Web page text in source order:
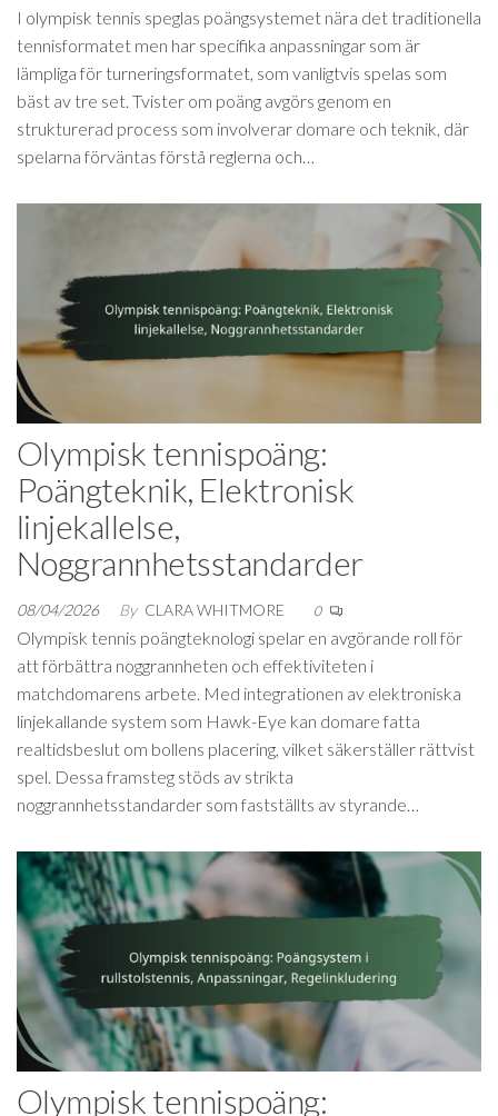
I olympisk tennis speglas poängsystemet nära det traditionella
tennisformatet men har specifika anpassningar som är
lämpliga för turneringsformatet, som vanligtvis spelas som
bäst av tre set. Tvister om poäng avgörs genom en
strukturerad process som involverar domare och teknik, där
spelarna förväntas förstå reglerna och…
Olympisk tennispoäng:
Poängteknik, Elektronisk
linjekallelse,
Noggrannhetsstandarder
08/04/2026 By CLARA WHITMORE 0
Olympisk tennis poängteknologi spelar en avgörande roll för
att förbättra noggrannheten och effektiviteten i
matchdomarens arbete. Med integrationen av elektroniska
linjekallande system som Hawk-Eye kan domare fatta
realtidsbeslut om bollens placering, vilket säkerställer rättvist
spel. Dessa framsteg stöds av strikta
noggrannhetsstandarder som fastställts av styrande…
Olympisk tennispoäng: